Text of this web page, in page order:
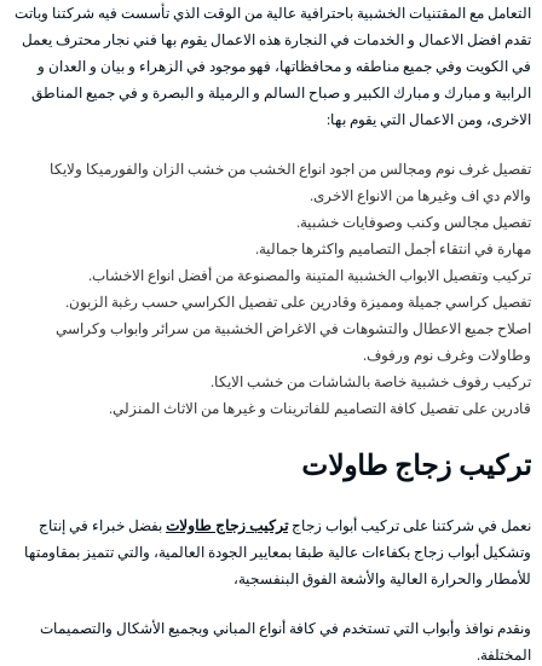
التعامل مع المقتنيات الخشبية باحترافية عالية من الوقت الذي تأسست فيه شركتنا وباتت
تقدم افضل الاعمال و الخدمات في النجارة هذه الاعمال يقوم بها فني نجار محترف يعمل
في الكويت وفي جميع مناطقه و محافظاتها، فهو موجود في الزهراء و بيان و العدان و
الرابية و مبارك و مبارك الكبير و صباح السالم و الرميلة و البصرة و في جميع المناطق
الاخرى، ومن الاعمال التي يقوم بها:
تفصيل غرف نوم ومجالس من اجود انواع الخشب من خشب الزان والفورميكا ولايكا
والام دي اف وغيرها من الانواع الاخرى.
تفصيل مجالس وكنب وصوفايات خشبية.
مهارة في انتقاء أجمل التصاميم واكثرها جمالية.
تركيب وتفصيل الابواب الخشبية المتينة والمصنوعة من أفضل انواع الاخشاب.
تفصيل كراسي جميلة ومميزة وقادرين على تفصيل الكراسي حسب رغبة الزبون.
اصلاح جميع الاعطال والتشوهات في الاغراض الخشبية من سرائر وابواب وكراسي
وطاولات وغرف نوم ورفوف.
تركيب رفوف خشبية خاصة بالشاشات من خشب الايكا.
قادرين على تفصيل كافة التصاميم للفاترينات و غيرها من الاثاث المنزلي.
تركيب زجاج طاولات
نعمل في شركتنا على تركيب أبواب زجاجتركيب زجاج طاولاتبفضل خبراء في إنتاج
وتشكيل أبواب زجاج بكفاءات عالية طبقا بمعايير الجودة العالمية، والتي تتميز بمقاومتها
للأمطار والحرارة العالية والأشعة الفوق البنفسجية،
ونقدم نوافذ وأبواب التي تستخدم في كافة أنواع المباني وبجميع الأشكال والتصميمات
المختلفة.